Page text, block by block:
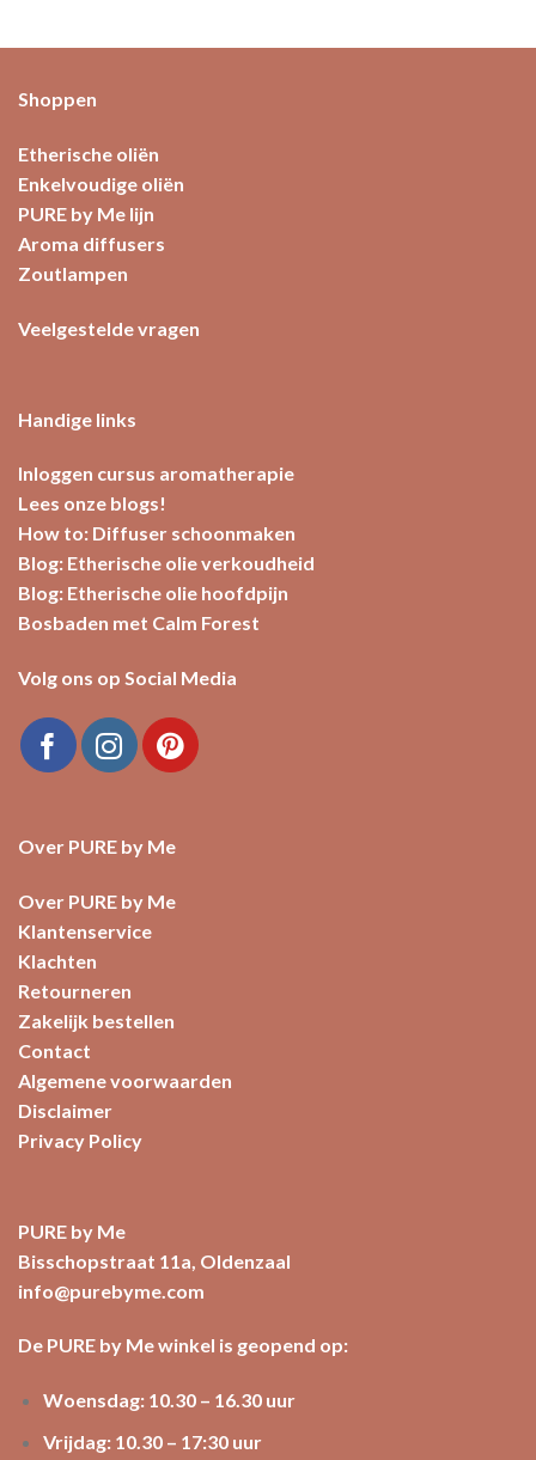
Shoppen
Etherische oliën
Enkelvoudige oliën
PURE by Me lijn
Aroma diffusers
Zoutlampen
Veelgestelde vragen
Handige links
Inloggen cursus aromatherapie
Lees onze blogs!
How to: Diffuser schoonmaken
Blog: Etherische olie verkoudheid
Blog: Etherische olie hoofdpijn
Bosbaden met Calm Forest
Volg ons op Social Media
Over PURE by Me
Over PURE by Me
Klantenservice
Klachten
Retourneren
Zakelijk bestellen
Contact
Algemene voorwaarden
Disclaimer
Privacy Policy
PURE by Me
Bisschopstraat 11a, Oldenzaal
info@purebyme.com
De PURE by Me winkel is geopend op:
Woensdag: 10.30 – 16.30 uur
Vrijdag: 10.30 – 17:30 uur